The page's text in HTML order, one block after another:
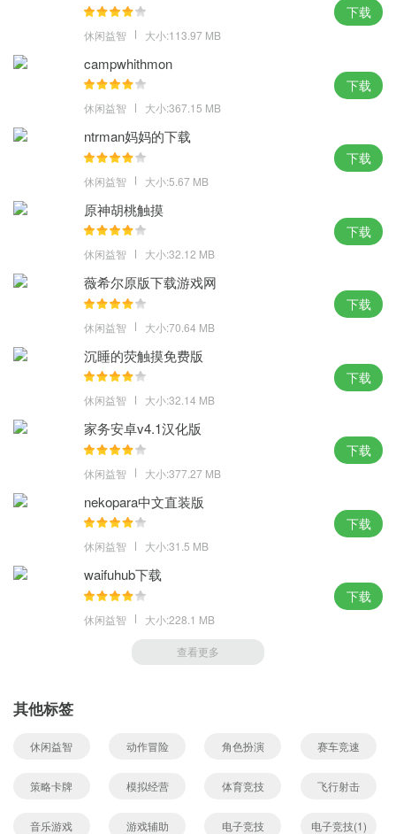
加入了众多不同主题的联动，复古方块像素世界上线，选择你的梦
想国度建造。
休闲益智 大小:113.97 MB
下载
campwhithmon
休闲益智 大小:367.15 MB
下载
ntrman妈妈的下载
休闲益智 大小:5.67 MB
下载
原神胡桃触摸
休闲益智 大小:32.12 MB
下载
薇希尔原版下载游戏网
休闲益智 大小:70.64 MB
下载
沉睡的荧触摸免费版
休闲益智 大小:32.14 MB
下载
家务安卓v4.1汉化版
休闲益智 大小:377.27 MB
下载
nekopara中文直装版
休闲益智 大小:31.5 MB
下载
waifuhub下载
休闲益智 大小:228.1 MB
下载
查看更多
其他标签
休闲益智 动作冒险 角色扮演 赛车竞速
策略卡牌 模拟经营 体育竞技 飞行射击
音乐游戏 游戏辅助 电子竞技 电子竞技(1)